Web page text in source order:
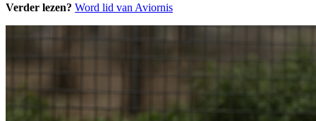
Verder lezen? Word lid van Aviornis